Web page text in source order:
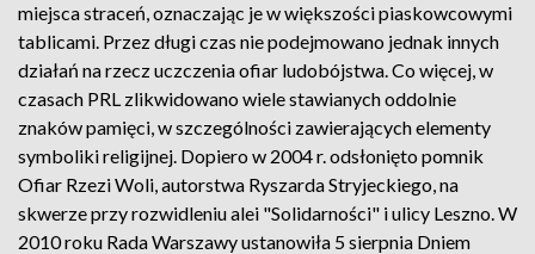
miejsca straceń, oznaczając je w większości piaskowcowymi
tablicami. Przez długi czas nie podejmowano jednak innych
działań na rzecz uczczenia ofiar ludobójstwa. Co więcej, w
czasach PRL zlikwidowano wiele stawianych oddolnie
znaków pamięci, w szczególności zawierających elementy
symboliki religijnej. Dopiero w 2004 r. odsłonięto pomnik
Ofiar Rzezi Woli, autorstwa Ryszarda Stryjeckiego, na
skwerze przy rozwidleniu alei "Solidarności" i ulicy Leszno. W
2010 roku Rada Warszawy ustanowiła 5 sierpnia Dniem